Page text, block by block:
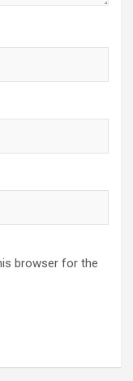
browser for the